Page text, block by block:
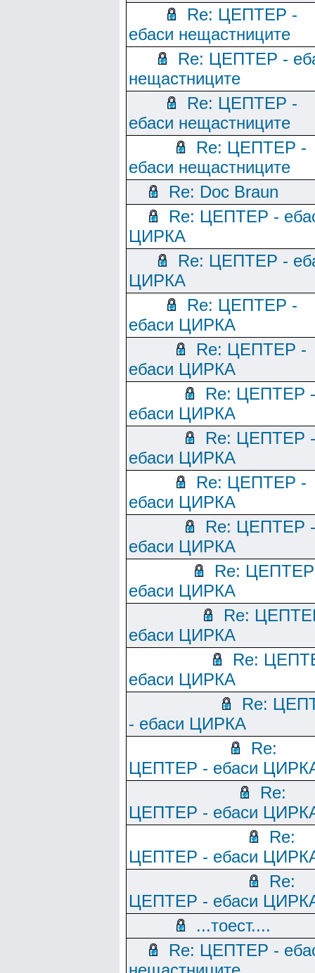
Re: ЦЕПТЕР -
ебаси нещастниците
Re: ЦЕПТЕР -
нещастниците
Re: ЦЕПТЕР -
ебаси нещастниците
Re: ЦЕПТЕР -
ебаси нещастниците
Re: Doc Braun
Re: ЦЕПТЕР -
ЦИРКА
Re: ЦЕПТЕР -
ЦИРКА
Re: ЦЕПТЕР -
ебаси ЦИРКА
Re: ЦЕПТЕР -
ебаси ЦИРКА
Re: ЦЕПТЕР -
ебаси ЦИРКА
Re: ЦЕПТЕР -
ебаси ЦИРКА
Re: ЦЕПТЕР -
ебаси ЦИРКА
Re: ЦЕПТЕР -
ебаси ЦИРКА
Re:
ебаси ЦИРКА
Re:
ебаси ЦИРКА
Re:
ебаси ЦИРКА
Re:
- ебаси ЦИРКА
Re:
ЦЕПТЕР - ебаси
Re:
ЦЕПТЕР - ебаси
Re:
ЦЕПТЕР - ебаси
Re:
ЦЕПТЕР - ебаси
...тоест....
Re: ЦЕПТЕР -